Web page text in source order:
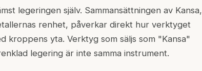
legeringen själv. Sammansättningen av Kansa,
renhet, påverkar direkt hur verktyget
kroppens yta. Verktyg som säljs som "Kansa"
legering är inte samma instrument.